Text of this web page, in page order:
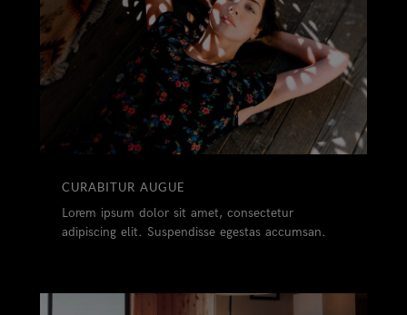
CURABITUR AUGUE
Lorem ipsum dolor sit amet, consectetur
adipiscing elit. Suspendisse egestas accumsan.